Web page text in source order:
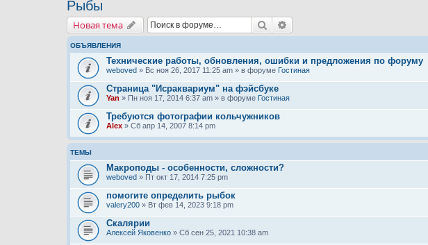
Рыбы
Новая тема Поиск
ОБЪЯВЛЕНИЯ
Технические работы, обновления, ошибки и предложения по форуму
weboved » Вс ноя 26, 2017 11:25 am » в форуме Гостиная
Страница "Исраквариум" на фэйсбуке
Yan » Пн ноя 17, 2014 6:37 am » в форуме Гостиная
Требуются фотографии кольчужников
Alex » Сб апр 14, 2007 8:14 pm
ТЕМЫ
Макроподы - особенности, сложности?
weboved » Пт окт 17, 2014 7:25 pm
помогите определить рыбок
valery200 » Вт фев 14, 2023 9:18 pm
Скалярии
Алексей Яковенко » Сб сен 25, 2021 10:38 am